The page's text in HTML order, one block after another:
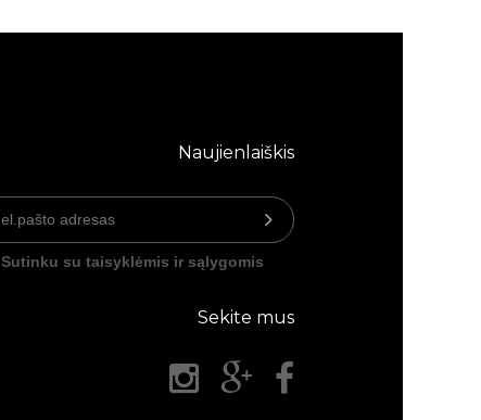
Naujienlaiškis
Sutinku su taisyklėmis ir sąlygomis
Sekite mus